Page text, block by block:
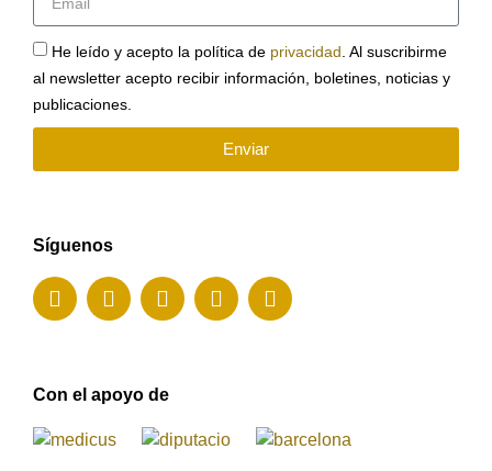
He leído y acepto la política de privacidad . Al suscribirme
al newsletter acepto recibir información, boletines, noticias y
publicaciones.
Enviar
Síguenos
Con el apoyo de